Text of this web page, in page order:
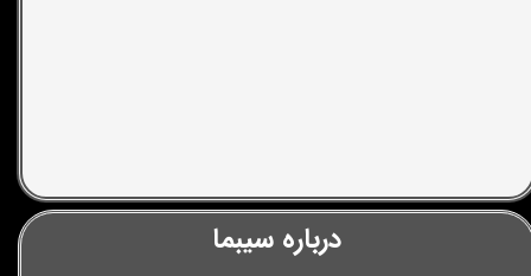
درباره سیبما